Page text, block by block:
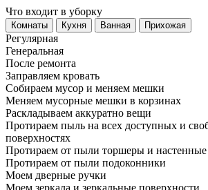
Что входит в уборку
Регу­лярная
Гене­ральная
После ремонта
Заправляем кровать
Собираем мусор и меняем мешки
Меняем мусорные мешки в корзинах
Раскладываем аккуратно вещи
Протираем пыль на всех доступных и
поверхностях
Протираем от пыли торшеры и настенные
Протираем от пыли подоконники
Моем дверные ручки
Моем зеркала и зеркальные поверхности